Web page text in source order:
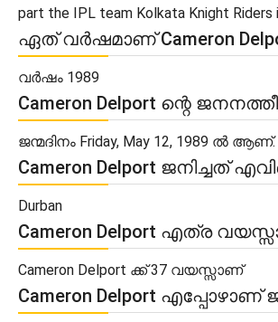
part the IPL team Kolkata Knight Riders
ഏത് വർഷമാണ് Cameron
വർഷം 1989
Cameron Delport ന്റെ
ജന്മദിനം Friday, May 12, 1989 ൽ ആണ്.
Cameron Delport ജനിച്ചത്
Durban
Cameron Delport എത്ര
Cameron Delport ക്ക് 37 വയസ്സാണ്
Cameron Delport എപ്പോഴാണ്